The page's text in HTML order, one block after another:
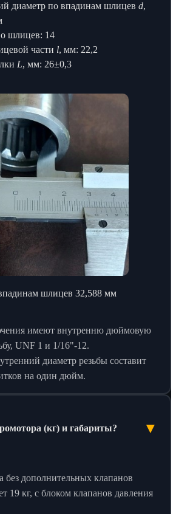
диаметр по впадинам шлицев d,
шлицев: 14
части l, мм: 22,2
L, мм: 26±0,3
шлицев 32,588 мм
имеют внутренню дюймовую
UNF 1 и 1/16"-12.
диаметр резьбы составит
на один дюйм.
(кг) и габариты? ▼
без дополнительных клапанов
19 кг, с блоком клапанов давления